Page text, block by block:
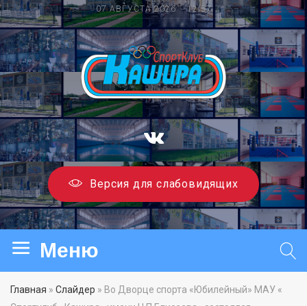
07 АВГУСТА 2026 12:57
Версия для слабовидящих
Главная » Слайдер » Во Дворце спорта «Юбилейный» МАУ «